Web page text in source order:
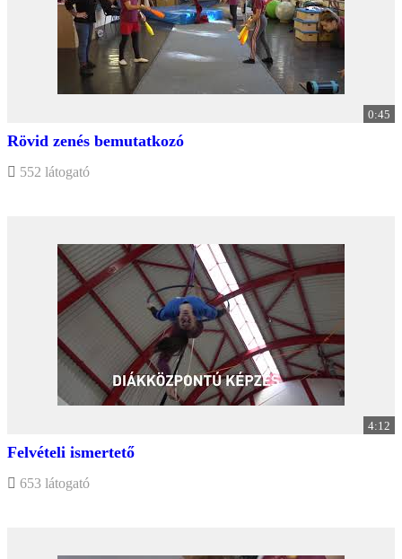
0:45
Rövid zenés bemutatkozó
552 látogató
4:12
Felvételi ismertető
653 látogató